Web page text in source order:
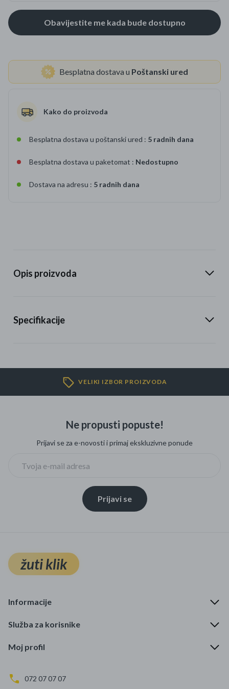
Besplatna dostava u Poštanski ured
Kako do proizvoda
Besplatna dostava u poštanski ured : 5 radnih dana
Besplatna dostava u paketomat : Nedostupno
Dostava na adresu : 5 radnih dana
Opis proizvoda
Specifikacije
VELIKI IZBOR PROIZVODA
Ne propusti popuste!
Prijavi se za e-novosti i primaj ekskluzivne ponude
Prijavi se
žuti klik
Informacije
Služba za korisnike
Moj profil
072 07 07 07